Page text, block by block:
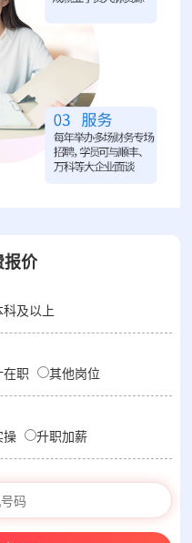
价
科及以上
职 其他岗位
操 升职加薪